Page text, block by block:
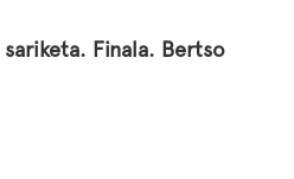
Finala. Bertso